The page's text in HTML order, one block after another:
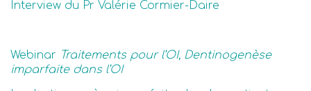
Interview du Pr Valérie Cormier-Daire
Webinar Traitements pour l’OI, Dentinogenèse
imparfaite dans l’OI